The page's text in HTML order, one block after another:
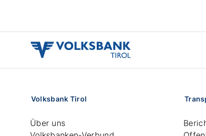
volksbank
Volksbank Tirol
Über uns